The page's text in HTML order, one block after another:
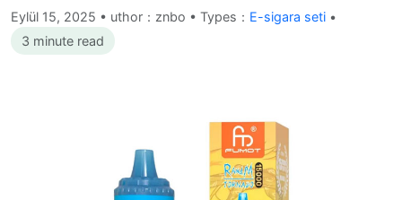
Eylül 15, 2025 • uthor：znbo • Types： E-sigara seti •
3 minute read